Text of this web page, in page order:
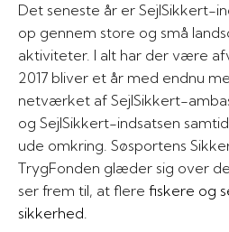
Det seneste år er SejlSikkert-
op gennem store og små
aktiviteter. I alt har der være
2017 bliver et år med endnu
netværket af SejlSikkert-
og SejlSikkert-indsatsen
ude omkring. Søsportens
TrygFonden glæder sig over
ser frem til, at flere fiskere og
sikkerhed.